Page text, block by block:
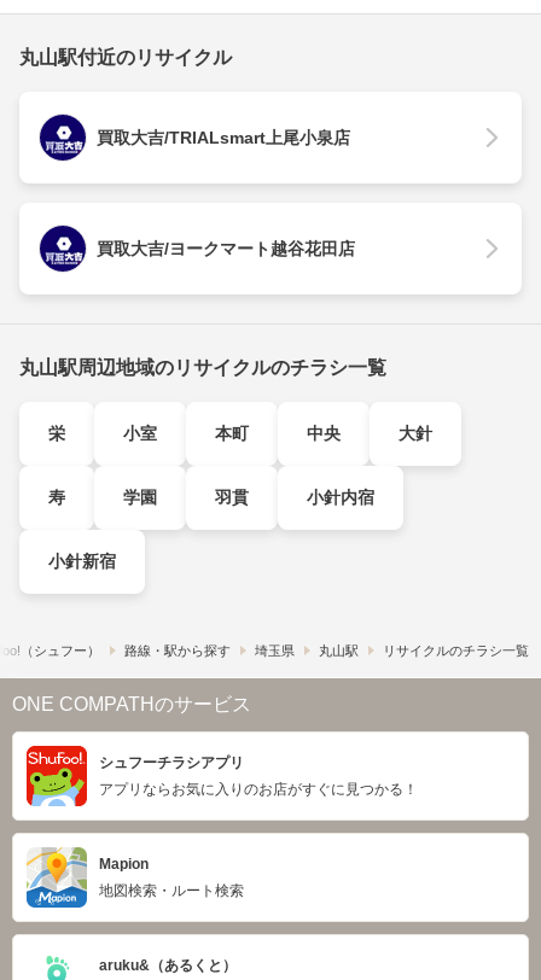
丸山駅付近のリサイクル
買取大吉/TRIALsmart上尾小泉店
買取大吉/ヨークマート越谷花田店
丸山駅周辺地域のリサイクルのチラシ一覧
栄 小室 本町 中央 大針
寿 学園 羽貫 小針内宿
小針新宿
（シュフー） 路線・駅から探す 埼玉県 丸山駅 リサイクルのチラシ一覧
ONE COMPATHのサービス
シュフーチラシアプリ
アプリならお気に入りのお店がすぐに見つかる！
Mapion
地図検索・ルート検索
aruku&（あるくと）